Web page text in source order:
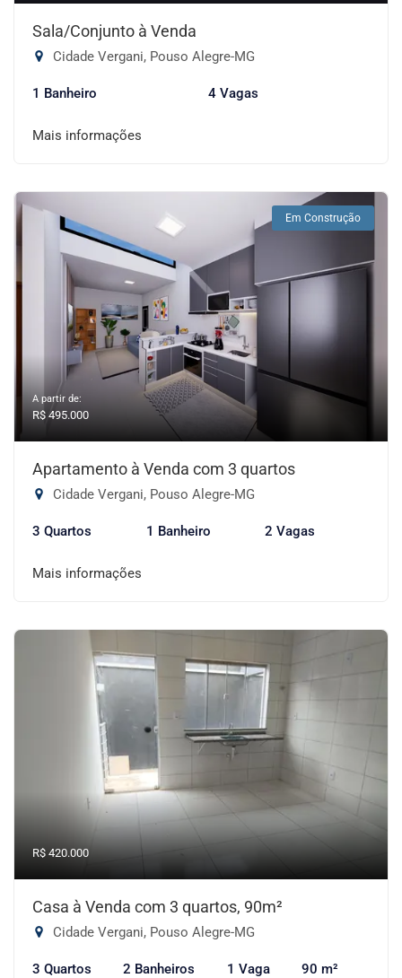
Sala/Conjunto à Venda
Cidade Vergani, Pouso Alegre-MG
1 Banheiro 4 Vagas
Mais informações
Em Construção
A partir de:
R$ 495.000
Apartamento à Venda com 3 quartos
Cidade Vergani, Pouso Alegre-MG
3 Quartos 1 Banheiro 2 Vagas
Mais informações
R$ 420.000
Casa à Venda com 3 quartos, 90m²
Cidade Vergani, Pouso Alegre-MG
3 Quartos 2 Banheiros 1 Vaga 90 m²